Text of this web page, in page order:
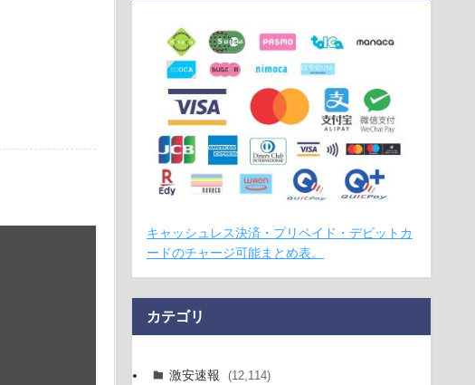
キャッシュレス決済・プリペイド・デビットカ
ードのチャージ可能まとめ表。
カテゴリ
激安速報 (12,114)